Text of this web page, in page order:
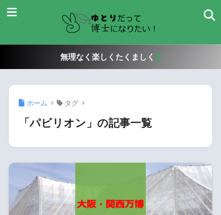
無理なく楽しくたくましく
ホーム タグ
「パビリオン」の記事一覧